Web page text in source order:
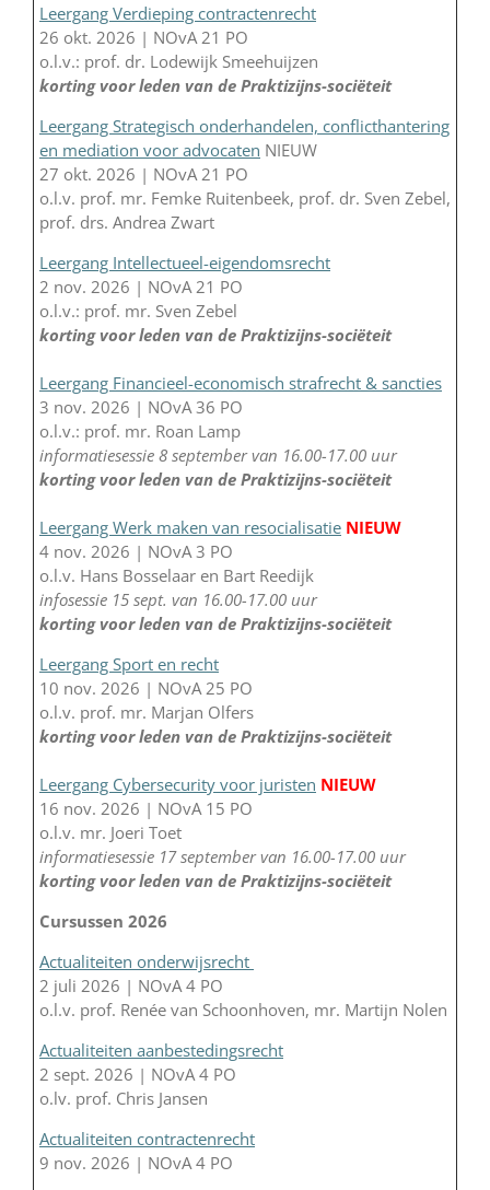
Leergang Verdieping contractenrecht
26 okt. 2026 | NOvA 21 PO
o.l.v.: prof. dr. Lodewijk Smeehuijzen
korting voor leden van de Praktizijns-sociëteit
Leergang Strategisch onderhandelen, conflicthantering
en mediation voor advocaten NIEUW
27 okt. 2026 | NOvA 21 PO
o.l.v. prof. mr. Femke Ruitenbeek, prof. dr. Sven Zebel,
prof. drs. Andrea Zwart
Leergang Intellectueel-eigendomsrecht
2 nov. 2026 | NOvA 21 PO
o.l.v.: prof. mr. Sven Zebel
korting voor leden van de Praktizijns-sociëteit
Leergang Financieel-economisch strafrecht & sancties
3 nov. 2026 | NOvA 36 PO
o.l.v.: prof. mr. Roan Lamp
informatiesessie 8 september van 16.00-17.00 uur
korting voor leden van de Praktizijns-sociëteit
Leergang Werk maken van resocialisatie NIEUW
4 nov. 2026 | NOvA 3 PO
o.l.v. Hans Bosselaar en Bart Reedijk
infosessie 15 sept. van 16.00-17.00 uur
korting voor leden van de Praktizijns-sociëteit
Leergang Sport en recht
10 nov. 2026 | NOvA 25 PO
o.l.v. prof. mr. Marjan Olfers
korting voor leden van de Praktizijns-sociëteit
Leergang Cybersecurity voor juristen NIEUW
16 nov. 2026 | NOvA 15 PO
o.l.v. mr. Joeri Toet
informatiesessie 17 september van 16.00-17.00 uur
korting voor leden van de Praktizijns-sociëteit
Cursussen 2026
Actualiteiten onderwijsrecht
2 juli 2026 | NOvA 4 PO
o.l.v. prof. Renée van Schoonhoven, mr. Martijn Nolen
Actualiteiten aanbestedingsrecht
2 sept. 2026 | NOvA 4 PO
o.lv. prof. Chris Jansen
Actualiteiten contractenrecht
9 nov. 2026 | NOvA 4 PO